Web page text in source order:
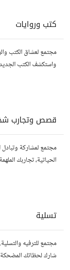
كتب وروايات
مجتمع لعشاق الكتب
واستكشف الكتب
قصص وتجارب
مجتمع لمشاركة
الحياتية، تجاربك
تسلية
مجتمع للترفيه
شارك لحظاتك